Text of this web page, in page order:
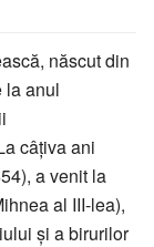
născut din
la anul
câțiva ani
a venit la
al III-lea),
și a birurilor